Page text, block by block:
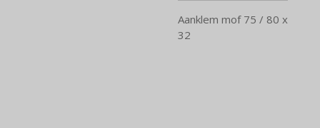
Aanklem mof 75 / 80 x
32